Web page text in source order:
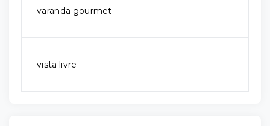
varanda gourmet
vista livre